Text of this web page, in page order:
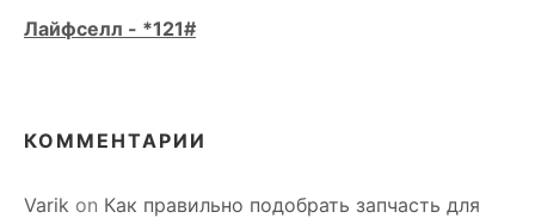
Лайфселл - *121#
КОММЕНТАРИИ
Varik on Как правильно подобрать запчасть для